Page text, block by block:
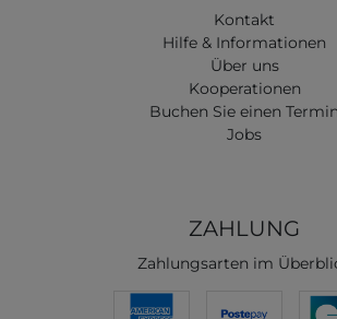
Kontakt
Hilfe & Informationen
Über uns
Kooperationen
Buchen Sie einen Termin
Jobs
ZAHLUNG
Zahlungsarten im